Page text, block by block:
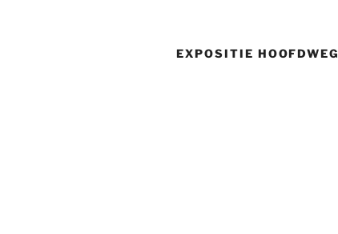
EXPOSITIE HOOFDWEG